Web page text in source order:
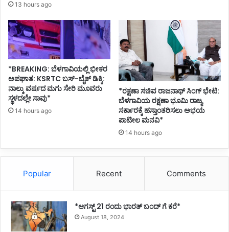
13 hours ago
*BREAKING: ಬೆಳಗಾವಿಯಲ್ಲಿ ಭೀಕರ
ಅಪಘಾತ: KSRTC ಬಸ್-ಬೈಕ್ ಡಿಕ್ಕಿ:
ನಾಲ್ಕು ವರ್ಷದ ಮಗು ಸೇರಿ ಮೂವರು
ಸ್ಥಳದಲ್ಲೇ ಸಾವು*
14 hours ago
*ರಕ್ಷಣಾ ಸಚಿವ ರಾಜನಾಥ್ ಸಿಂಗ್ ಭೇಟಿ:
ಬೆಳಗಾವಿಯ ರಕ್ಷಣಾ ಭೂಮಿ ರಾಜ್ಯ
ಸರ್ಕಾರಕ್ಕೆ ಹಸ್ತಾಂತರಿಸಲು ಅಭಯ
ಪಾಟೀಲ ಮನವಿ*
14 hours ago
Popular Recent Comments
*ಆಗಸ್ಟ್ 21 ರಂದು ಭಾರತ್‌ ಬಂದ್‌ ಗೆ ಕರೆ*
August 18, 2024